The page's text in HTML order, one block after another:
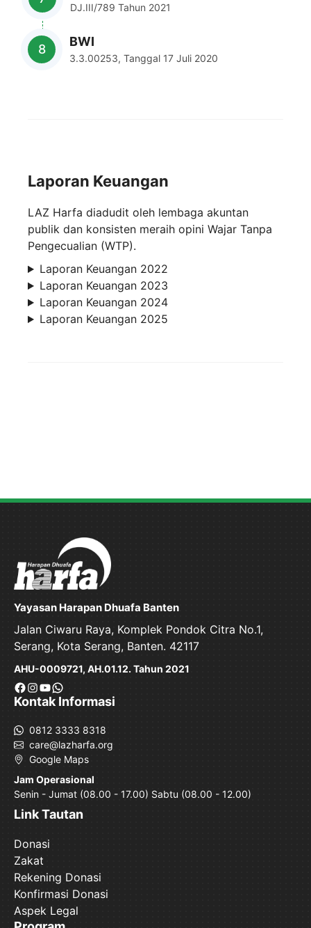
DJ.III/789 Tahun 2021
BWI
3.3.00253, Tanggal 17 Juli 2020
Laporan Keuangan
LAZ Harfa diadudit oleh lembaga akuntan
publik dan konsisten meraih opini Wajar Tanpa
Pengecualian (WTP).
Laporan Keuangan 2022
Laporan Keuangan 2023
Laporan Keuangan 2024
Laporan Keuangan 2025
Yayasan Harapan Dhuafa Banten
Jalan Ciwaru Raya, Komplek Pondok Citra No.1,
Serang, Kota Serang, Banten. 42117
AHU-0009721, AH.01.12. Tahun 2021
Facebook
Instagram
YouTube
WhatsApp
Kontak Informasi
0812 3333 8318
care@lazharfa.org
Google Maps
Jam Operasional
Senin - Jumat (08.00 - 17.00) Sabtu (08.00 - 12.00)
Link Tautan
Donasi
Zakat
Rekening Donasi
Konfirmasi Donasi
Aspek Legal